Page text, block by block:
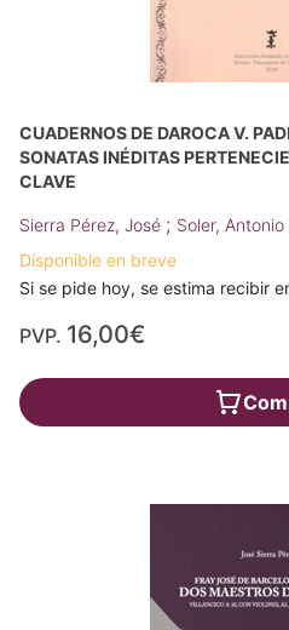
CUADERNOS DE DAROCA V.
SONATAS INÉDITAS
CLAVE
Sierra Pérez, José ; Soler, Antonio
Disponible en breve
Si se pide hoy, se estima recibir
PVP. 16,00€